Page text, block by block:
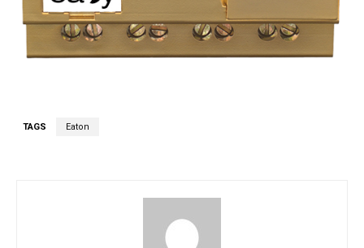
TAGS Eaton